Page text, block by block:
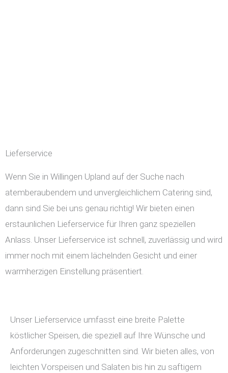
Lieferservice
Wenn Sie in Willingen Upland auf der Suche nach
atemberaubendem und unvergleichlichem Catering sind,
dann sind Sie bei uns genau richtig! Wir bieten einen
erstaunlichen Lieferservice für Ihren ganz speziellen
Anlass. Unser Lieferservice ist schnell, zuverlässig und wird
immer noch mit einem lächelnden Gesicht und einer
warmherzigen Einstellung präsentiert.
Unser Lieferservice umfasst eine breite Palette
köstlicher Speisen, die speziell auf Ihre Wünsche und
Anforderungen zugeschnitten sind. Wir bieten alles, von
leichten Vorspeisen und Salaten bis hin zu saftigem